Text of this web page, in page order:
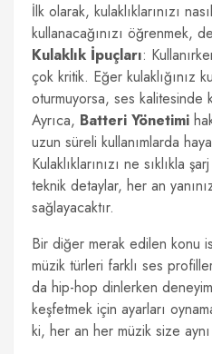
İlk olarak, kulaklıklarınızı
kullanacağınızı öğrenmek,
Kulaklık İpuçları:
çok kritik. Eğer kulaklığınız
oturmuyorsa, ses kalitesinde
Ayrıca, Batteri Yönetimi
uzun süreli kullanımlarda
Kulaklıklarınızı ne sıklıkla
teknik detaylar, her an
sağlayacaktır.
Bir diğer merak edilen konu
müzik türleri farklı ses
da hip-hop dinlerken
keşfetmek için ayarları
ki, her an her müzik size